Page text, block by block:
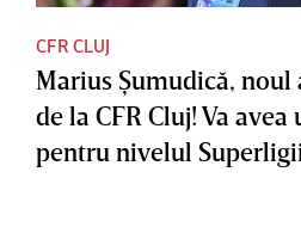
CFR CLUJ
Marius Şumudică,
de la CFR Cluj! Va
pentru nivelul